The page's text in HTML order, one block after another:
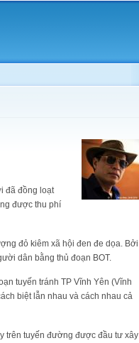
đã đồng loạt
được thu phí
đỏ kiêm xã hội đen đe dọa. Bởi
dân bằng thủ đoạn BOT.
tuyến tránh TP Vĩnh Yên (Vĩnh
biệt lẫn nhau và cách nhau cả
trên tuyến đường được đầu tư xây